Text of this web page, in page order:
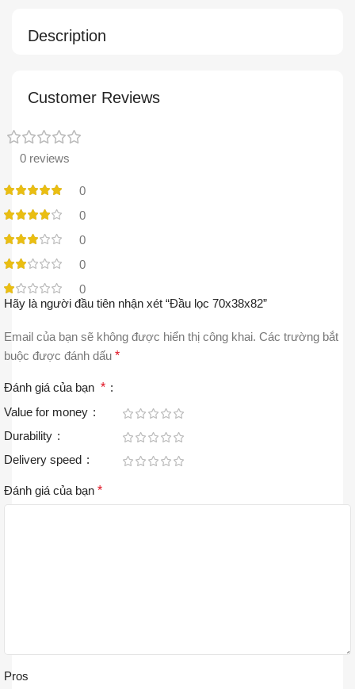
Description
Customer Reviews
0 reviews
0
0
0
0
0
Hãy là người đầu tiên nhận xét “Đầu lọc 70x38x82”
Email của bạn sẽ không được hiển thị công khai. Các trường bắt
buộc được đánh dấu *
Đánh giá của bạn *
Value for money
Durability
Delivery speed
Đánh giá của bạn *
Pros